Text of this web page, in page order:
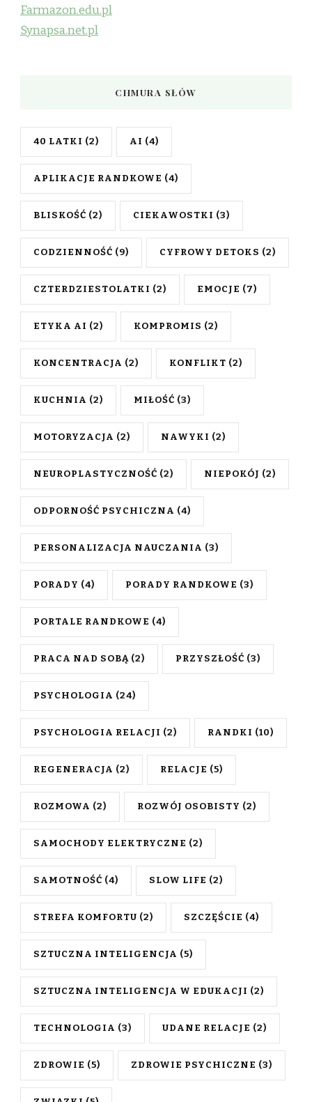
Farmazon.edu.pl
Synapsa.net.pl
CHMURA SŁÓW
40 LATKI (2) AI (4)
APLIKACJE RANDKOWE (4)
BLISKOŚĆ (2) CIEKAWOSTKI (3)
CODZIENNOŚĆ (9) CYFROWY DETOKS (2)
CZTERDZIESTOLATKI (2) EMOCJE (7)
ETYKA AI (2) KOMPROMIS (2)
KONCENTRACJA (2) KONFLIKT (2)
KUCHNIA (2) MIŁOŚĆ (3)
MOTORYZACJA (2) NAWYKI (2)
NEUROPLASTYCZNOŚĆ (2) NIEPOKÓJ (2)
ODPORNOŚĆ PSYCHICZNA (4)
PERSONALIZACJA NAUCZANIA (3)
PORADY (4) PORADY RANDKOWE (3)
PORTALE RANDKOWE (4)
PRACA NAD SOBĄ (2) PRZYSZŁOŚĆ (3)
PSYCHOLOGIA (24)
PSYCHOLOGIA RELACJI (2) RANDKI (10)
REGENERACJA (2) RELACJE (5)
ROZMOWA (2) ROZWÓJ OSOBISTY (2)
SAMOCHODY ELEKTRYCZNE (2)
SAMOTNOŚĆ (4) SLOW LIFE (2)
STREFA KOMFORTU (2) SZCZĘŚCIE (4)
SZTUCZNA INTELIGENCJA (5)
SZTUCZNA INTELIGENCJA W EDUKACJI (2)
TECHNOLOGIA (3) UDANE RELACJE (2)
ZDROWIE (5) ZDROWIE PSYCHICZNE (3)